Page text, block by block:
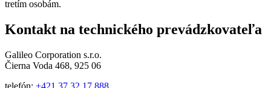
tretím osobám.
Kontakt na technického prevádzkovateľa
Galileo Corporation s.r.o.
Čierna Voda 468, 925 06
telefón: +421 37 32 17 888